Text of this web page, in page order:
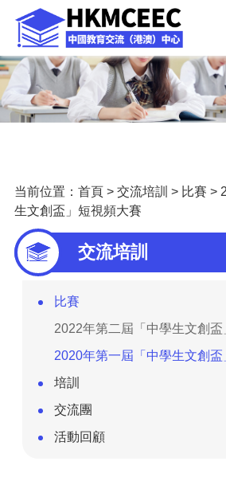
当前位置： 首頁> 交流培訓 > 比賽 >
生文創盃」短視頻大賽
交流培訓
比賽
2022年第二屆「中學生文創
2020年第一屆「中學生文創
培訓
交流團
活動回顧